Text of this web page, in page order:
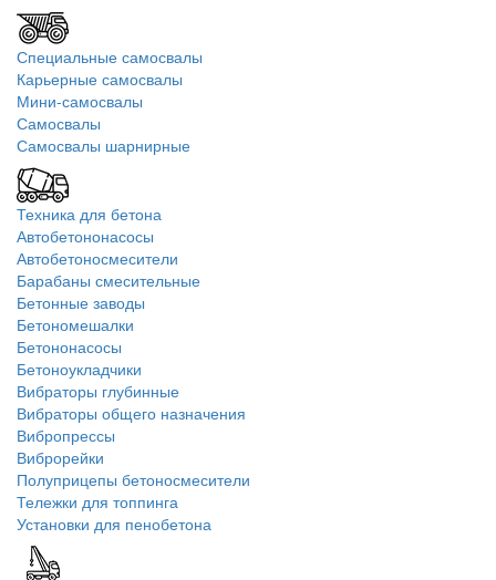
Специальные самосвалы
Карьерные самосвалы
Мини-самосвалы
Самосвалы
Самосвалы шарнирные
Техника для бетона
Автобетононасосы
Автобетоносмесители
Барабаны смесительные
Бетонные заводы
Бетономешалки
Бетононасосы
Бетоноукладчики
Вибраторы глубинные
Вибраторы общего назначения
Вибропрессы
Виброрейки
Полуприцепы бетоносмесители
Тележки для топпинга
Установки для пенобетона